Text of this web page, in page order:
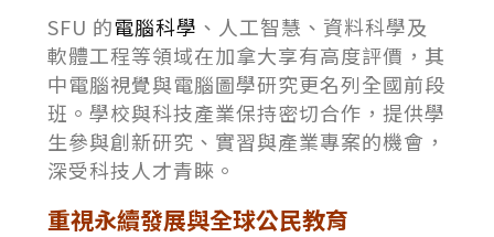
SFU 的電腦科學 、人工智慧、資料科學及
軟體工程等領域在加拿大享有高度評價，其
中電腦視覺與電腦圖學研究更名列全國前段
班。學校與科技產業保持密切合作，提供學
生參與創新研究、實習與產業專案的機會，
深受科技人才青睞。
重視永續發展與全球公民教育